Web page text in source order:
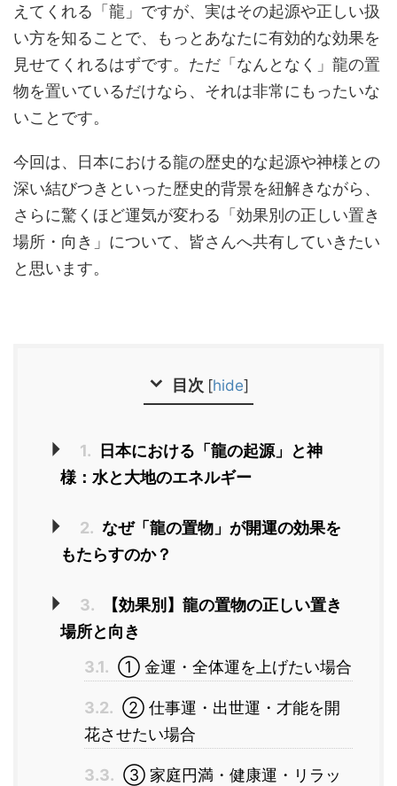
えてくれる「龍」ですが、実はその起源や正しい扱
い方を知ることで、もっとあなたに有効的な効果を
見せてくれるはずです。ただ「なんとなく」龍の置
物を置いているだけなら、それは非常にもったいな
いことです。
今回は、日本における龍の歴史的な起源や神様との
深い結びつきといった歴史的背景を紐解きながら、
さらに驚くほど運気が変わる「効果別の正しい置き
場所・向き」について、皆さんへ共有していきたい
と思います。
目次 [hide]
1.
日本における「龍の起源」と神
様：水と大地のエネルギー
2. なぜ「龍の置物」が開運の効果を
もたらすのか？
3.
【効果別】龍の置物の正しい置き
場所と向き
3.1. ① 金運・全体運を上げたい場合
3.2. ② 仕事運・出世運・才能を開
花させたい場合
3.3. ③ 家庭円満・健康運・リラッ